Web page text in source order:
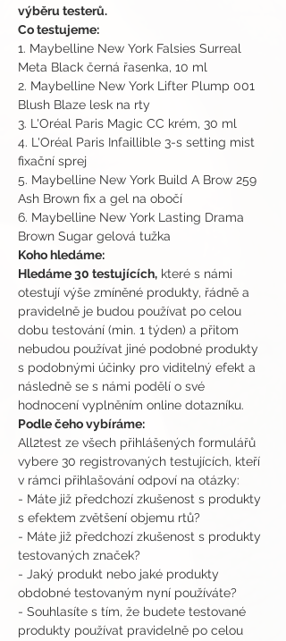
výběru testerů.
Co testujeme:
1. Maybelline New York Falsies Surreal
Meta Black černá řasenka, 10 ml
2. Maybelline New York Lifter Plump 001
Blush Blaze lesk na rty
3. L'Oréal Paris Magic CC krém, 30 ml
4. L'Oréal Paris Infaillible 3-s setting mist
fixační sprej
5. Maybelline New York Build A Brow 259
Ash Brown fix a gel na obočí
6. Maybelline New York Lasting Drama
Brown Sugar gelová tužka
Koho hledáme:
Hledáme 30 testujících, které s námi
otestují výše zmíněné produkty, řádně a
pravidelně je budou používat po celou
dobu testování (min. 1 týden) a přitom
nebudou používat jiné podobné produkty
s podobnými účinky pro viditelný efekt a
následně se s námi podělí o své
hodnocení vyplněním online dotazníku.
Podle čeho vybíráme:
All2test ze všech přihlášených formulářů
vybere 30 registrovaných testujících, kteří
v rámci přihlašování odpoví na otázky:
- Máte již předchozí zkušenost s produkty
s efektem zvětšení objemu rtů?
- Máte již předchozí zkušenost s produkty
testovaných značek?
- Jaký produkt nebo jaké produkty
obdobné testovaným nyní používáte?
- Souhlasíte s tím, že budete testované
produkty používat pravidelně po celou